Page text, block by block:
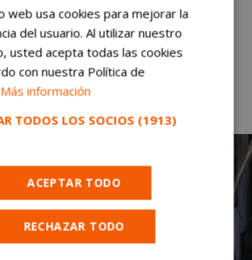
Rebi que blinda contra la
del gas en Móstoles por
Oriente
web usa cookies para mejorar la
del usuario. Al utilizar nuestro
usted acepta todas las cookies
con nuestra Política de
Más información
TODOS LOS SOCIOS (1913)
ACEPTAR TODO
RECHAZAR TODO